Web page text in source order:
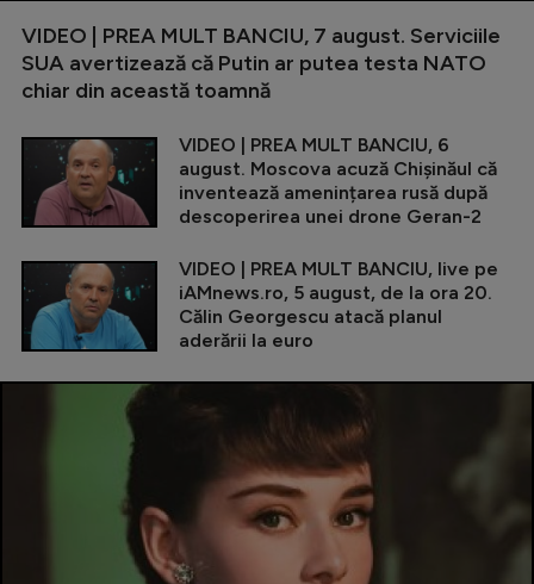
VIDEO | PREA MULT BANCIU, 7 august. Serviciile
SUA avertizează că Putin ar putea testa NATO
chiar din această toamnă
VIDEO | PREA MULT BANCIU, 6
august. Moscova acuză Chișinăul că
inventează amenințarea rusă după
descoperirea unei drone Geran-2
VIDEO | PREA MULT BANCIU, live pe
iAMnews.ro, 5 august, de la ora 20.
Călin Georgescu atacă planul
aderării la euro